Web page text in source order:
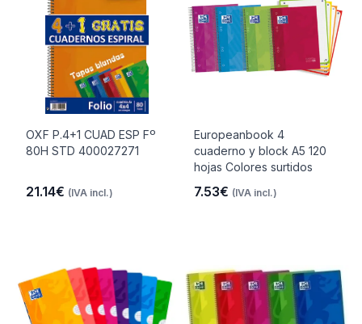
OXF P.4+1 CUAD ESP Fº
80H STD 400027271
21.14€ (IVA incl.)
Europeanbook 4
cuaderno y block A5 120
hojas Colores surtidos
7.53€ (IVA incl.)